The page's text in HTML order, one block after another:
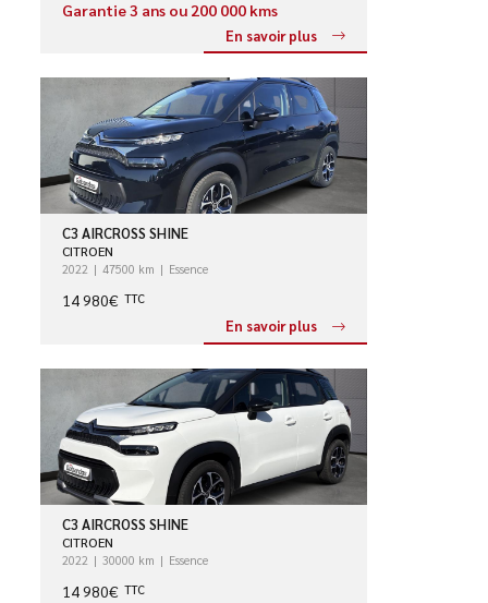
Garantie 3 ans ou 200 000 kms
En savoir plus
C3 AIRCROSS SHINE
CITROEN
2022 47500 km Essence
14 980€ TTC
En savoir plus
C3 AIRCROSS SHINE
CITROEN
2022 30000 km Essence
14 980€ TTC